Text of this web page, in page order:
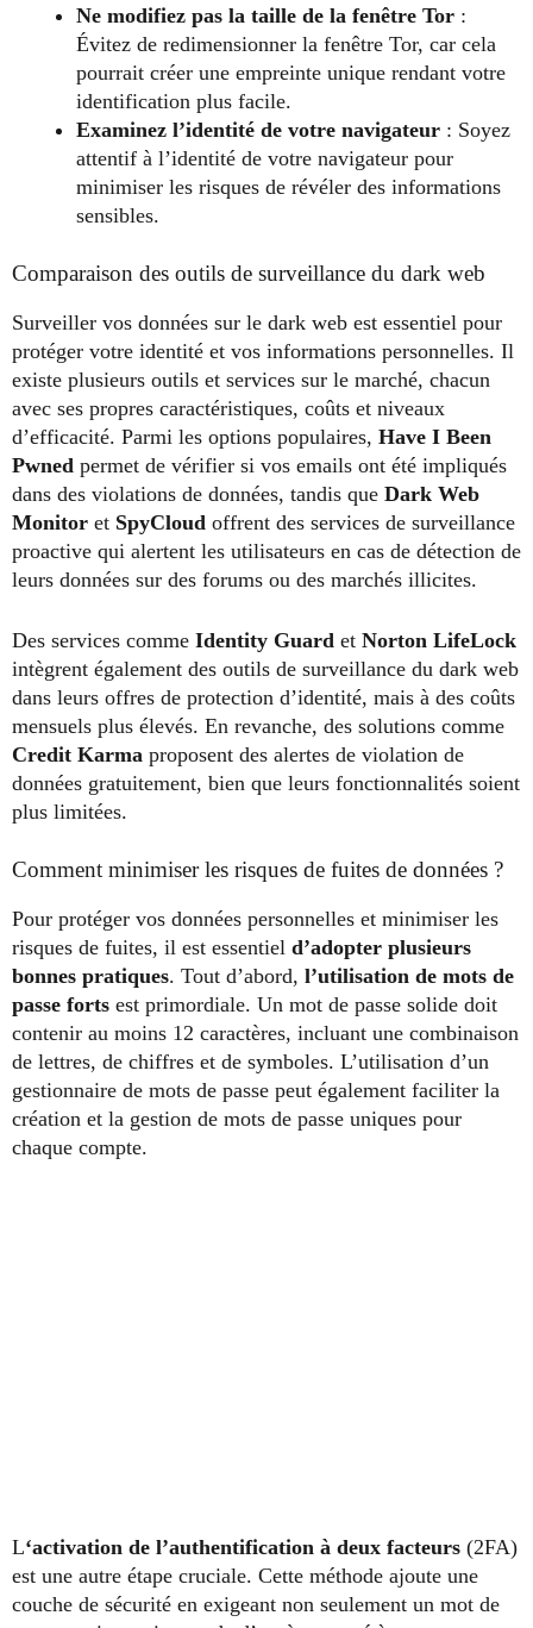
Ne modifiez pas la taille de la fenêtre Tor :
Évitez de redimensionner la fenêtre Tor, car cela
pourrait créer une empreinte unique rendant votre
identification plus facile.
Examinez l’identité de votre navigateur : Soyez
attentif à l’identité de votre navigateur pour
minimiser les risques de révéler des informations
sensibles.
Comparaison des outils de surveillance du dark web
Surveiller vos données sur le dark web est essentiel pour
protéger votre identité et vos informations personnelles. Il
existe plusieurs outils et services sur le marché, chacun
avec ses propres caractéristiques, coûts et niveaux
d’efficacité. Parmi les options populaires, Have I Been
Pwned permet de vérifier si vos emails ont été impliqués
dans des violations de données, tandis que Dark Web
Monitor et SpyCloud offrent des services de surveillance
proactive qui alertent les utilisateurs en cas de détection de
leurs données sur des forums ou des marchés illicites.
Des services comme Identity Guard et Norton LifeLock
intègrent également des outils de surveillance du dark web
dans leurs offres de protection d’identité, mais à des coûts
mensuels plus élevés. En revanche, des solutions comme
Credit Karma proposent des alertes de violation de
données gratuitement, bien que leurs fonctionnalités soient
plus limitées.
Comment minimiser les risques de fuites de données ?
Pour protéger vos données personnelles et minimiser les
risques de fuites, il est essentiel d’adopter plusieurs
bonnes pratiques. Tout d’abord, l’utilisation de mots de
passe forts est primordiale. Un mot de passe solide doit
contenir au moins 12 caractères, incluant une combinaison
de lettres, de chiffres et de symboles. L’utilisation d’un
gestionnaire de mots de passe peut également faciliter la
création et la gestion de mots de passe uniques pour
chaque compte.
L‘activation de l’authentification à deux facteurs (2FA)
est une autre étape cruciale. Cette méthode ajoute une
couche de sécurité en exigeant non seulement un mot de